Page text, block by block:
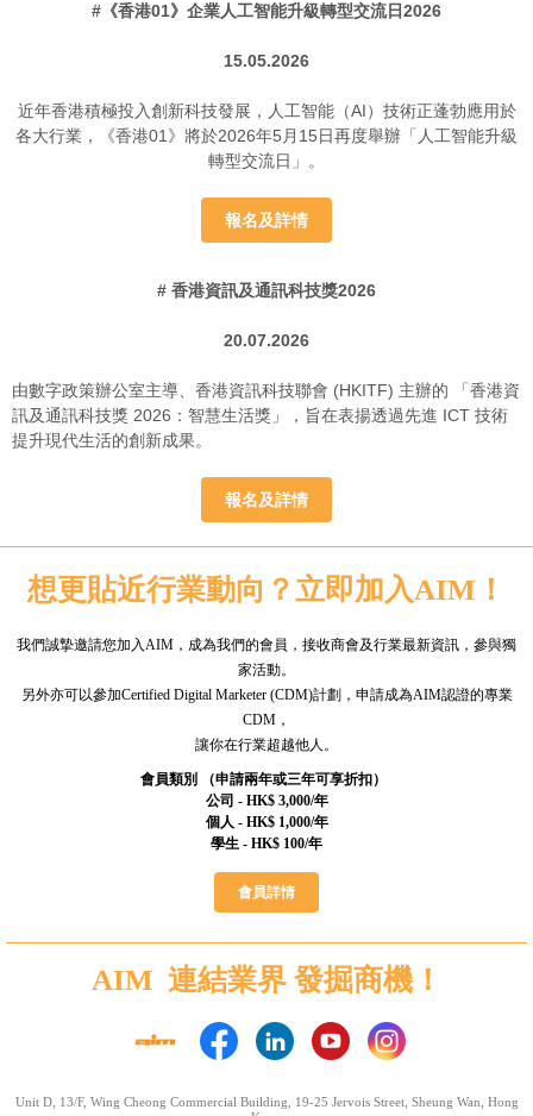
# 《香港01》企業人工智能升級轉型交流日2026
15.05.2026
近年香港積極投入創新科技發展，人工智能（AI）技術正蓬勃應用於
各大行業，《香港01》將於2026年5月15日再度舉辦「人工智能升級
轉型交流日」。
報名及詳情
# 香港資訊及通訊科技獎2026
20.07.2026
由數字政策辦公室主導、香港資訊科技聯會 (HKITF) 主辦的 「香港資
訊及通訊科技獎 2026：智慧生活獎」，旨在表揚透過先進 ICT 技術
提升現代生活的創新成果。
報名及詳情
想更貼近行業動向？立即加入AIM！
我們誠摯邀請您加入AIM，成為我們的會員，接收商會及行業最新資訊，參與獨
家活動。
另外亦可以參加Certified Digital Marketer (CDM)計劃，申請成為AIM認證的專業
CDM，
讓你在行業超越他人。
會員類別 （申請兩年或三年可享折扣）
公司 - HK$ 3,000/年
個人 - HK$ 1,000/年
學生 - HK$ 100/年
會員詳情
AIM 連結業界 發掘商機！
Unit D, 13/F, Wing Cheong Commercial Building, 19-25 Jervois Street, Sheung Wan, Hong